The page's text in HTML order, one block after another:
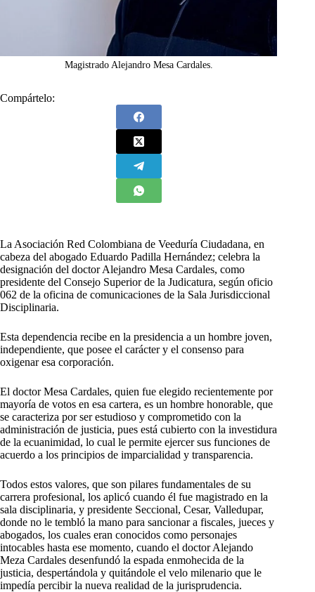
Magistrado Alejandro Mesa Cardales.
Compártelo:
La Asociación Red Colombiana de Veeduría Ciudadana, en
cabeza del abogado Eduardo Padilla Hernández; celebra la
designación del doctor Alejandro Mesa Cardales, como
presidente del Consejo Superior de la Judicatura, según oficio
062 de la oficina de comunicaciones de la Sala Jurisdiccional
Disciplinaria.
Esta dependencia recibe en la presidencia a un hombre joven,
independiente, que posee el carácter y el consenso para
oxigenar esa corporación.
El doctor Mesa Cardales, quien fue elegido recientemente por
mayoría de votos en esa cartera, es un hombre honorable, que
se caracteriza por ser estudioso y comprometido con la
administración de justicia, pues está cubierto con la investidura
de la ecuanimidad, lo cual le permite ejercer sus funciones de
acuerdo a los principios de imparcialidad y transparencia.
Todos estos valores, que son pilares fundamentales de su
carrera profesional, los aplicó cuando él fue magistrado en la
sala disciplinaria, y presidente Seccional, Cesar, Valledupar,
donde no le tembló la mano para sancionar a fiscales, jueces y
abogados, los cuales eran conocidos como personajes
intocables hasta ese momento, cuando el doctor Alejando
Meza Cardales desenfundó la espada enmohecida de la
justicia, despertándola y quitándole el velo milenario que le
impedía percibir la nueva realidad de la jurisprudencia.